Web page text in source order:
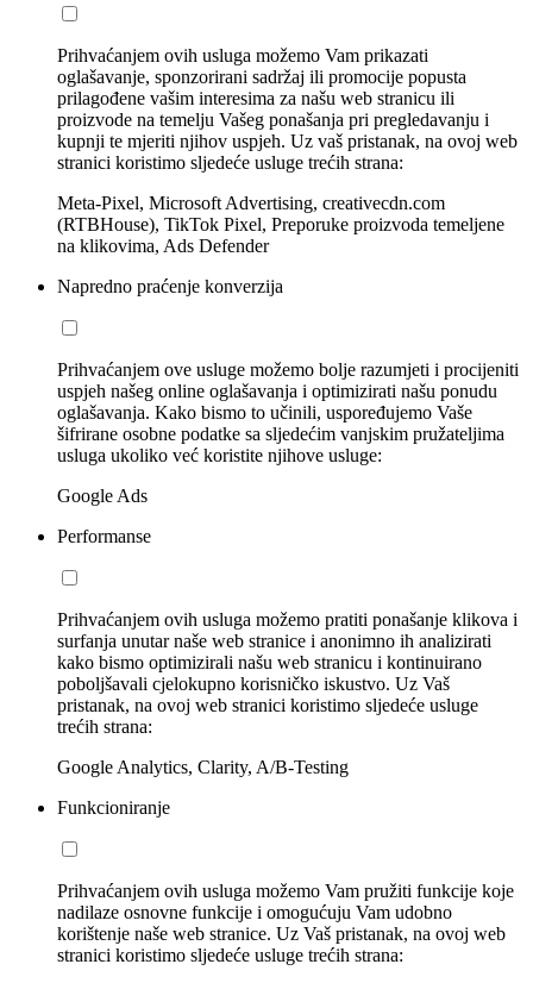
Prihvaćanjem ovih usluga možemo Vam prikazati
oglašavanje, sponzorirani sadržaj ili promocije popusta
prilagođene vašim interesima za našu web stranicu ili
proizvode na temelju Vašeg ponašanja pri pregledavanju i
kupnji te mjeriti njihov uspjeh. Uz vaš pristanak, na ovoj web
stranici koristimo sljedeće usluge trećih strana:
Meta-Pixel, Microsoft Advertising, creativecdn.com
(RTBHouse), TikTok Pixel, Preporuke proizvoda temeljene
na klikovima, Ads Defender
Napredno praćenje konverzija
Prihvaćanjem ove usluge možemo bolje razumjeti i procijeniti
uspjeh našeg online oglašavanja i optimizirati našu ponudu
oglašavanja. Kako bismo to učinili, uspoređujemo Vaše
šifrirane osobne podatke sa sljedećim vanjskim pružateljima
usluga ukoliko već koristite njihove usluge:
Google Ads
Performanse
Prihvaćanjem ovih usluga možemo pratiti ponašanje klikova i
surfanja unutar naše web stranice i anonimno ih analizirati
kako bismo optimizirali našu web stranicu i kontinuirano
poboljšavali cjelokupno korisničko iskustvo. Uz Vaš
pristanak, na ovoj web stranici koristimo sljedeće usluge
trećih strana:
Google Analytics, Clarity, A/B-Testing
Funkcioniranje
Prihvaćanjem ovih usluga možemo Vam pružiti funkcije koje
nadilaze osnovne funkcije i omogućuju Vam udobno
korištenje naše web stranice. Uz Vaš pristanak, na ovoj web
stranici koristimo sljedeće usluge trećih strana: